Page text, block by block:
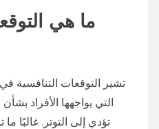
ما هي
تشير التوقعات التنافسية
التي يواجهها الأفراد
تؤدي إلى التوتر. غالبًا ما